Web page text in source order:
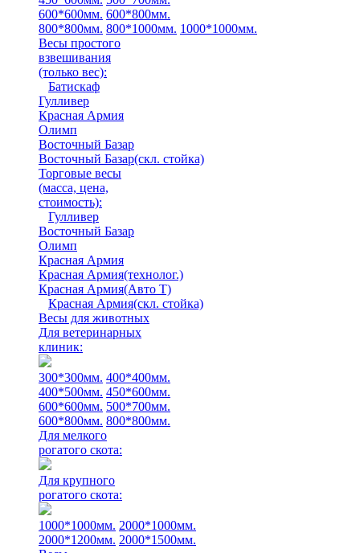
600*600мм. 600*800мм.
800*800мм. 800*1000мм. 1000*1000мм.
Весы простого
взвешивания
(только вес):
Батискаф
Гулливер
Красная Армия
Олимп
Восточный Базар
Восточный Базар(скл. стойка)
Торговые весы
(масса, цена,
стоимость):
Гулливер
Восточный Базар
Олимп
Красная Армия
Красная Армия(технолог.)
Красная Армия(Авто Т)
Красная Армия(скл. стойка)
Весы для животных
Для ветеринарных
клиник:
300*300мм. 400*400мм.
400*500мм. 450*600мм.
600*600мм. 500*700мм.
600*800мм. 800*800мм.
Для мелкого
рогатого скота:
Для крупного
рогатого скота:
1000*1000мм. 2000*1000мм.
2000*1200мм. 2000*1500мм.